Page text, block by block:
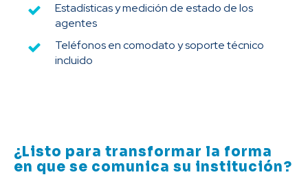
Estadísticas y medición de estado de los
agentes
Teléfonos en comodato y soporte técnico
incluido
¿Listo para transformar la forma
en que se comunica su institución?